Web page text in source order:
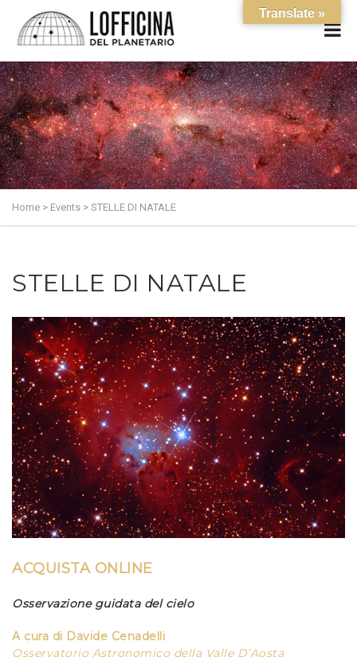
Home > Events > STELLE DI NATALE
STELLE DI NATALE
ACQUISTA ONLINE
Osservazione guidata del cielo
A cura di Davide Cenadelli
Osservatorio Astronomico della Valle D’Aosta
Translate »